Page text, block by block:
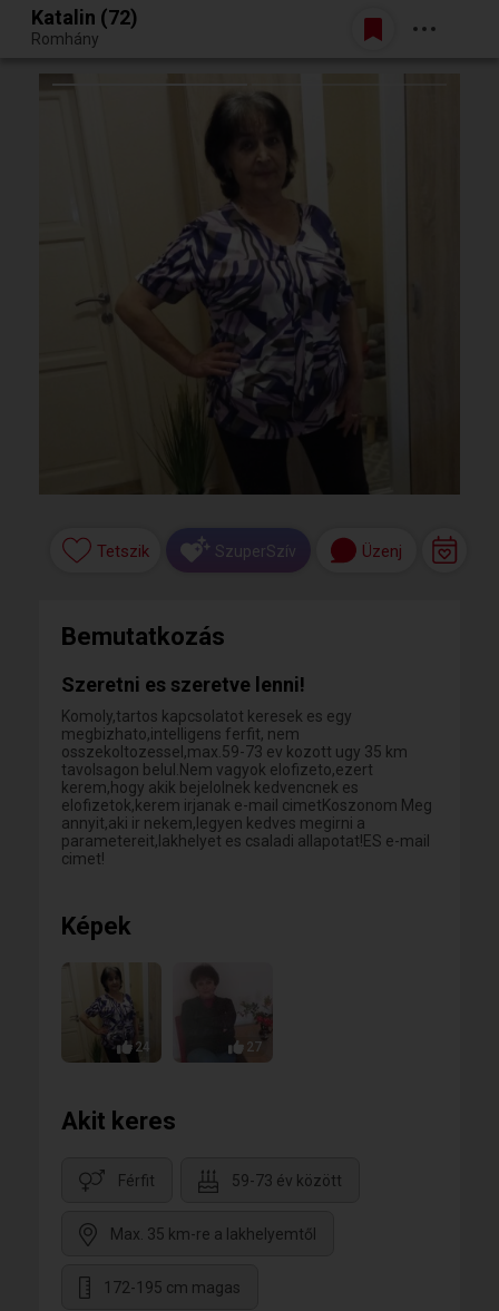
Egy jó randiból bármi lehet.
Belépés
Katalin (72)
Romhány
Tetszik SzuperSzív Üzenj
Bemutatkozás
Szeretni es szeretve lenni!
Komoly,tartos kapcsolatot keresek es egy
megbizhato,intelligens ferfit, nem
osszekoltozessel,max.59-73 ev kozott ugy 35 km
tavolsagon belul.Nem vagyok elofizeto,ezert
kerem,hogy akik bejelolnek kedvencnek es
elofizetok,kerem irjanak e-mail cimetKoszonom Meg
annyit,aki ir nekem,legyen kedves megirni a
parametereit,lakhelyet es csaladi allapotat!ES e-mail
cimet!
Képek
24 27
Akit keres
Férfit 59-73 év között
Max. 35 km-re a lakhelyemtől
172-195 cm magas